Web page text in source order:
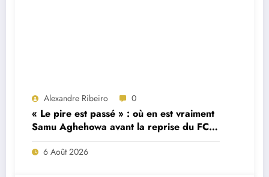
Alexandre Ribeiro 0
« Le pire est passé » : où en est vraiment
Samu Aghehowa avant la reprise du FC
Porto ?
6 Août 2026